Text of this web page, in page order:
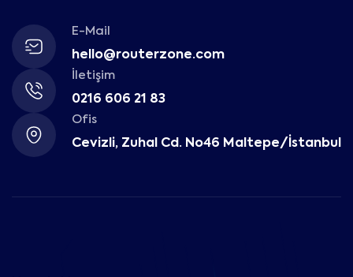
E-Mail
hello@routerzone.com
İletişim
0216 606 21 83
Ofis
Cevizli, Zuhal Cd. No46 Maltepe/İstanbul